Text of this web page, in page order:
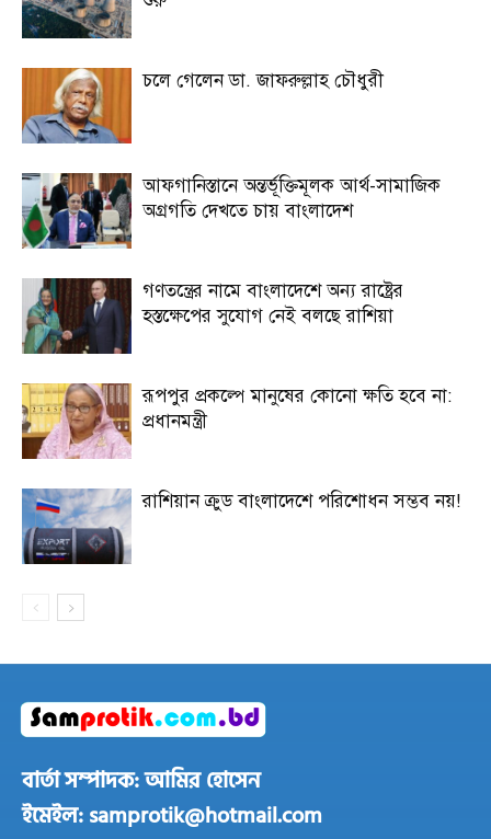
চলে গেলেন ডা. জাফরুল্লাহ চৌধুরী
আফগানিস্তানে অন্তর্ভূক্তিমূলক আর্থ-সামাজিক
অগ্রগতি দেখতে চায় বাংলাদেশ
গণতন্ত্রের নামে বাংলাদেশে অন্য রাষ্ট্রের
হস্তক্ষেপের সুযোগ নেই বলছে রাশিয়া
রূপপুর প্রকল্পে মানুষের কোনো ক্ষতি হবে না:
প্রধানমন্ত্রী
রাশিয়ান ক্রুড বাংলাদেশে পরিশোধন সম্ভব নয়!
বার্তা সম্পাদক: আমির হোসেন
ইমেইল: samprotik@hotmail.com